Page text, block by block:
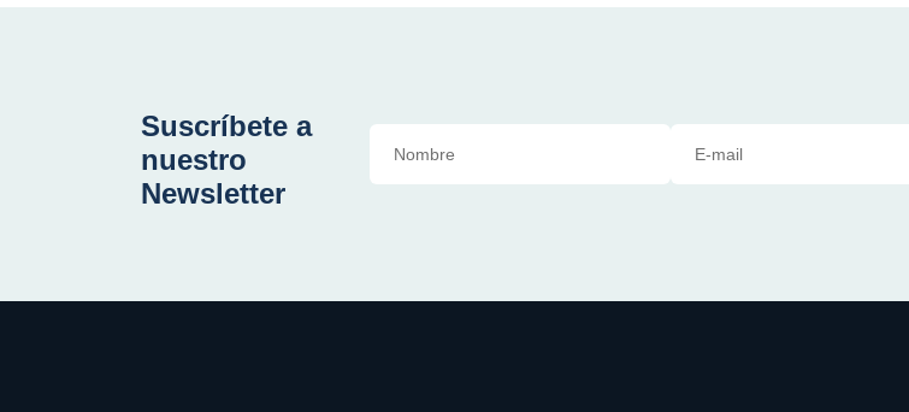
Suscríbete a
nuestro
Newsletter